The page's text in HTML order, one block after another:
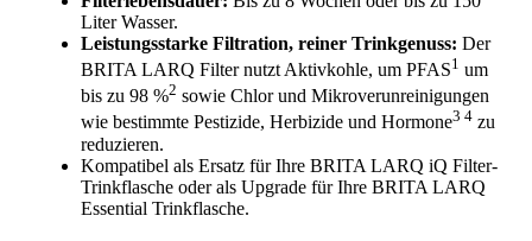
Liter Wasser.
Leistungsstarke Filtration, reiner Trinkgenuss: Der
BRITA LARQ Filter nutzt Aktivkohle, um PFAS1 um
bis zu 98 %2 sowie Chlor und Mikroverunreinigungen
wie bestimmte Pestizide, Herbizide und Hormone3 4 zu
reduzieren.
Kompatibel als Ersatz für Ihre BRITA LARQ iQ Filter-
Trinkflasche oder als Upgrade für Ihre BRITA LARQ
Essential Trinkflasche.